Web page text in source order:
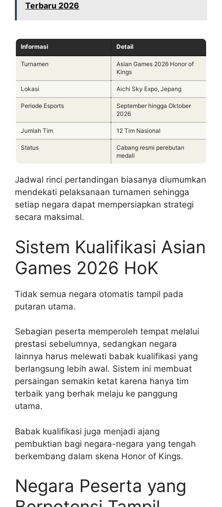
Terbaru 2026
Informasi Detail
Turnamen
Asian Games 2026 Honor of
Kings
Lokasi Aichi Sky Expo, Jepang
Periode Esports
September hingga Oktober
2026
Jumlah Tim 12 Tim Nasional
Status
Cabang resmi perebutan
medali
Jadwal rinci pertandingan biasanya diumumkan
mendekati pelaksanaan turnamen sehingga
setiap negara dapat mempersiapkan strategi
secara maksimal.
Sistem Kualifikasi Asian
Games 2026 HoK
Tidak semua negara otomatis tampil pada
putaran utama.
Sebagian peserta memperoleh tempat melalui
prestasi sebelumnya, sedangkan negara
lainnya harus melewati babak kualifikasi yang
berlangsung lebih awal. Sistem ini membuat
persaingan semakin ketat karena hanya tim
terbaik yang berhak melaju ke panggung
utama.
Babak kualifikasi juga menjadi ajang
pembuktian bagi negara-negara yang tengah
berkembang dalam skena Honor of Kings.
Negara Peserta yang